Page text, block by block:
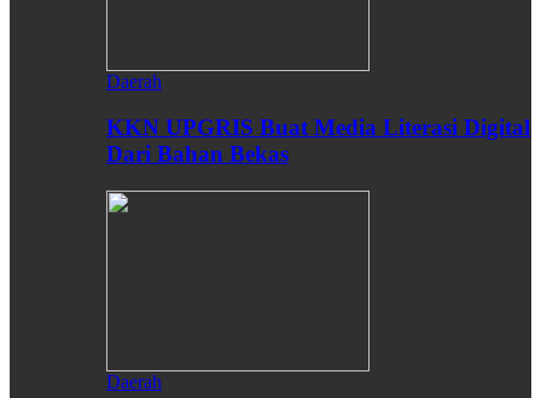
Daerah
KKN UPGRIS Buat Media Literasi Digital
Dari Bahan Bekas
Daerah